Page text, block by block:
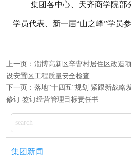
集团各中心、天齐商学院部
学员代表、新一届“山之峰”学员参
上一页：淄博高新区辛曹村居住区改造
设安置区工程质量安全检查
下一页：落地“十四五”规划 紧跟新战略
修订 签订经营管理目标责任书
集团新闻